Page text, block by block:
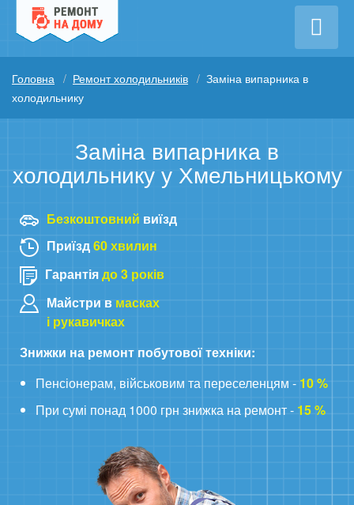
Головна Ремонт холодильників
Заміна випарника в
холодильнику
Заміна випарника в
холодильнику у Хмельницькому
Безкоштовний виїзд
Приїзд60 хвилин
Гарантіядо 3 років
Майстри в масках
і рукавичках
Знижки на ремонт побутової техніки:
Пенсіонерам, військовим та переселенцям - 10 %
При сумі понад 1000 грн знижка на ремонт - 15 %